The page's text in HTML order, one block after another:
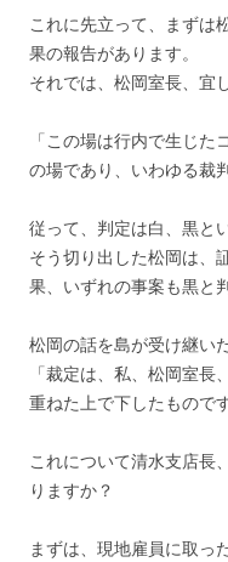
これに先立って、まずは
果の報告があります。
それでは、松岡室長、宜
「この場は行内で生じ
の場であり、いわゆる裁
従って、判定は白、黒と
そう切り出した松岡は、
果、いずれの事案も黒と
松岡の話を島が受け継いだ
「裁定は、私、松岡室
重ねた上で下したものです
これについて清水支店長
りますか？
まずは、現地雇員に取っ